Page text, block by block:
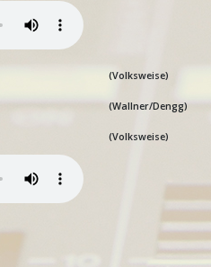
(Volksweise)
(Wallner/Dengg)
(Volksweise)